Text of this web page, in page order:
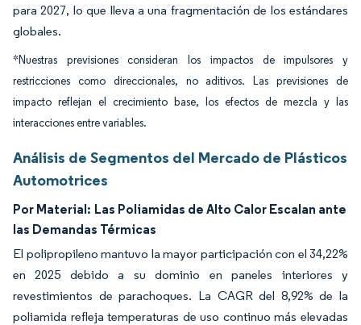
para 2027, lo que lleva a una fragmentación de los estándares
globales.
*Nuestras previsiones consideran los impactos de impulsores y
restricciones como direccionales, no aditivos. Las previsiones de
impacto reflejan el crecimiento base, los efectos de mezcla y las
interacciones entre variables.
Análisis de Segmentos del Mercado de Plásticos
Automotrices
Por Material: Las Poliamidas de Alto Calor Escalan ante
las Demandas Térmicas
El polipropileno mantuvo la mayor participación con el 34,22%
en 2025 debido a su dominio en paneles interiores y
revestimientos de parachoques. La CAGR del 8,92% de la
poliamida refleja temperaturas de uso continuo más elevadas